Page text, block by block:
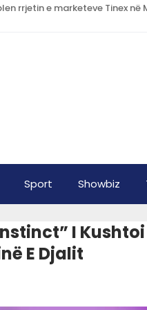
rrjetin e marketeve Tinex në
Sport Showbiz
I
E Djalit